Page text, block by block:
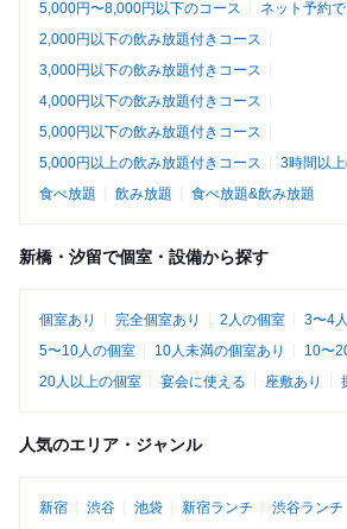
5,000円〜8,000円以下のコース
ネット予約
2,000円以下の飲み放題付きコース
3,000円以下の飲み放題付きコース
4,000円以下の飲み放題付きコース
5,000円以下の飲み放題付きコース
5,000円以上の飲み放題付きコース
3時間以
食べ放題
飲み放題 食べ放題&飲み放題
新橋・汐留で個室・設備から探す
個室あり 完全個室あり 2人の個室
3〜4
5〜10人の個室
10人未満の個室あり
10〜
20人以上の個室
宴会に使える 座敷あり
人気のエリア・ジャンル
新宿 渋谷 池袋 新宿ランチ 渋谷ランチ